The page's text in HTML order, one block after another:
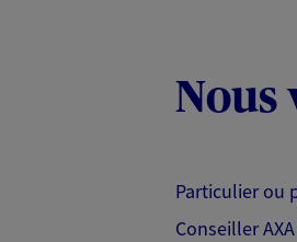
Nous
Particulier ou
Conseiller